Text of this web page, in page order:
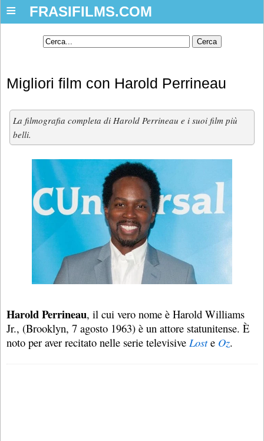
FRASIFILMS.COM
≡
Migliori film con Harold Perrineau
La filmografia completa di Harold Perrineau e i suoi film più
belli.
Harold Perrineau, il cui vero nome è Harold Williams
Jr., (Brooklyn, 7 agosto 1963) è un attore statunitense. È
noto per aver recitato nelle serie televisive Loste Oz.